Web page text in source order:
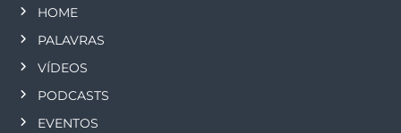
HOME
PALAVRAS
VÍDEOS
PODCASTS
EVENTOS